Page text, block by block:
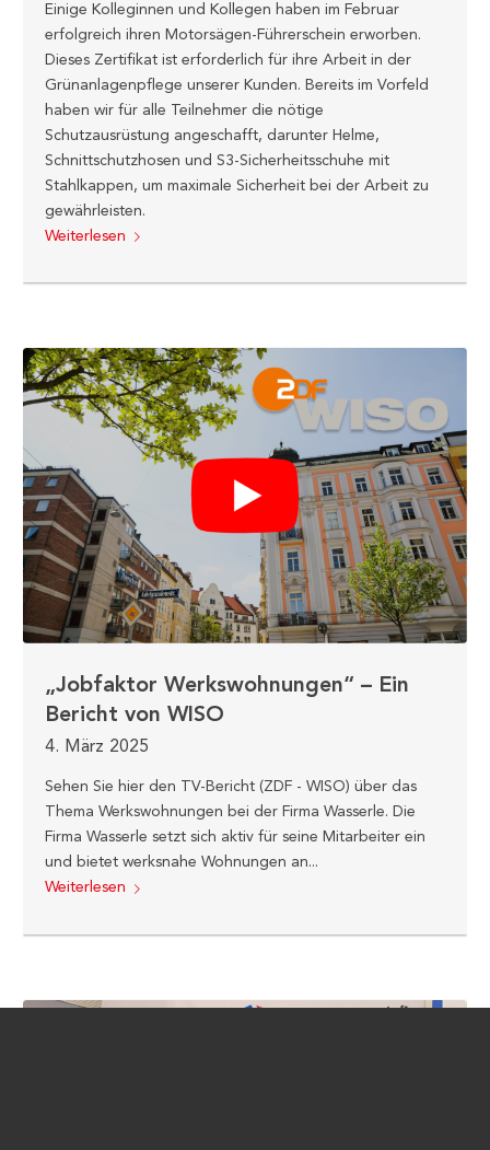
Einige Kolleginnen und Kollegen haben im Februar
erfolgreich ihren Motorsägen-Führerschein erworben.
Dieses Zertifikat ist erforderlich für ihre Arbeit in der
Grünanlagenpflege unserer Kunden. Bereits im Vorfeld
haben wir für alle Teilnehmer die nötige
Schutzausrüstung angeschafft, darunter Helme,
Schnittschutzhosen und S3-Sicherheitsschuhe mit
Stahlkappen, um maximale Sicherheit bei der Arbeit zu
gewährleisten.
Weiterlesen
„Jobfaktor Werkswohnungen“ – Ein
Bericht von WISO
4. März 2025
Sehen Sie hier den TV-Bericht (ZDF - WISO) über das
Thema Werkswohnungen bei der Firma Wasserle. Die
Firma Wasserle setzt sich aktiv für seine Mitarbeiter ein
und bietet werksnahe Wohnungen an...
Weiterlesen